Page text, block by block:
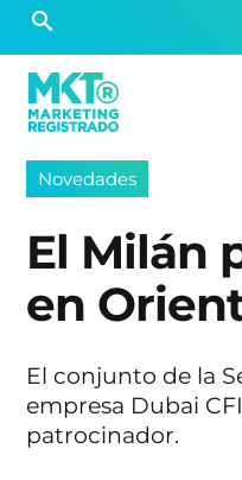
Novedades
El Milán
en
El conjunto de la
empresa Dubai
patrocinador.